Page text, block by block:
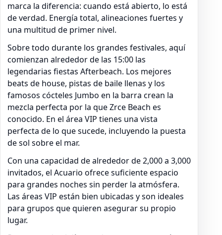
marca la diferencia: cuando está abierto, lo está
de verdad. Energía total, alineaciones fuertes y
una multitud de primer nivel.
Sobre todo durante los grandes festivales, aquí
comienzan alrededor de las 15:00 las
legendarias fiestas Afterbeach. Los mejores
beats de house, pistas de baile llenas y los
famosos cócteles Jumbo en la barra crean la
mezcla perfecta por la que Zrce Beach es
conocido. En el área VIP tienes una vista
perfecta de lo que sucede, incluyendo la puesta
de sol sobre el mar.
Con una capacidad de alrededor de 2,000 a 3,000
invitados, el Acuario ofrece suficiente espacio
para grandes noches sin perder la atmósfera.
Las áreas VIP están bien ubicadas y son ideales
para grupos que quieren asegurar su propio
lugar.